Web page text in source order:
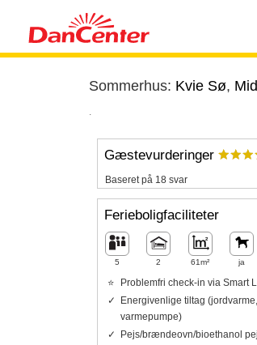
Sommerhus: Kvie Sø,
.
Gæstevurderinger
Baseret på 18 svar
Ferieboligfaciliteter
5 2 61m² ja
Problemfri check-in via Smart
Energivenlige tiltag
varmepumpe)
Pejs/brændeovn/bioethanol